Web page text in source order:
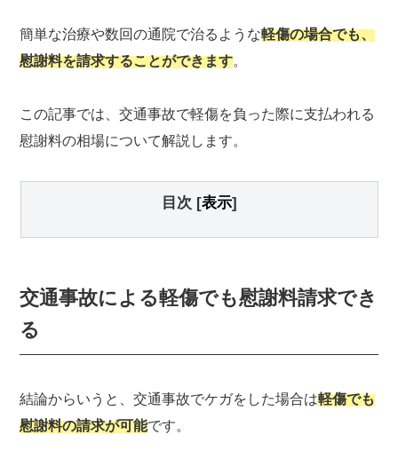
簡単な治療や数回の通院で治るような軽傷の場合でも、
慰謝料を請求することができます。
この記事では、交通事故で軽傷を負った際に支払われる
慰謝料の相場について解説します。
目次 [表示]
交通事故による軽傷でも慰謝料請求でき
る
結論からいうと、交通事故でケガをした場合は軽傷でも
慰謝料の請求が可能です。